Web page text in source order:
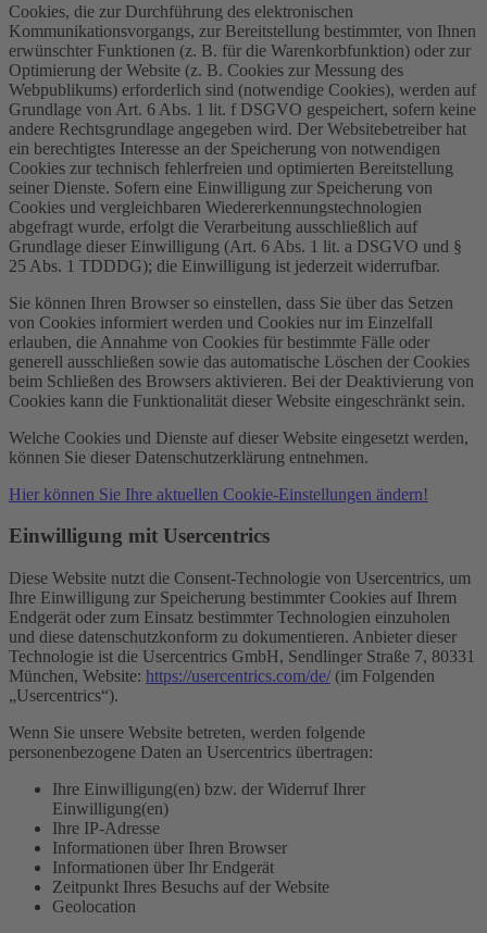
Cookies, die zur Durchführung des elektronischen
Kommunikationsvorgangs, zur Bereitstellung bestimmter, von Ihnen
erwünschter Funktionen (z. B. für die Warenkorbfunktion) oder zur
Optimierung der Website (z. B. Cookies zur Messung des
Webpublikums) erforderlich sind (notwendige Cookies), werden auf
Grundlage von Art. 6 Abs. 1 lit. f DSGVO gespeichert, sofern keine
andere Rechtsgrundlage angegeben wird. Der Websitebetreiber hat
ein berechtigtes Interesse an der Speicherung von notwendigen
Cookies zur technisch fehlerfreien und optimierten Bereitstellung
seiner Dienste. Sofern eine Einwilligung zur Speicherung von
Cookies und vergleichbaren Wiedererkennungstechnologien
abgefragt wurde, erfolgt die Verarbeitung ausschließlich auf
Grundlage dieser Einwilligung (Art. 6 Abs. 1 lit. a DSGVO und §
25 Abs. 1 TDDDG); die Einwilligung ist jederzeit widerrufbar.
Sie können Ihren Browser so einstellen, dass Sie über das Setzen
von Cookies informiert werden und Cookies nur im Einzelfall
erlauben, die Annahme von Cookies für bestimmte Fälle oder
generell ausschließen sowie das automatische Löschen der Cookies
beim Schließen des Browsers aktivieren. Bei der Deaktivierung von
Cookies kann die Funktionalität dieser Website eingeschränkt sein.
Welche Cookies und Dienste auf dieser Website eingesetzt werden,
können Sie dieser Datenschutzerklärung entnehmen.
Hier können Sie Ihre aktuellen Cookie-Einstellungen ändern!
Einwilligung mit Usercentrics
Diese Website nutzt die Consent-Technologie von Usercentrics, um
Ihre Einwilligung zur Speicherung bestimmter Cookies auf Ihrem
Endgerät oder zum Einsatz bestimmter Technologien einzuholen
und diese datenschutzkonform zu dokumentieren. Anbieter dieser
Technologie ist die Usercentrics GmbH, Sendlinger Straße 7, 80331
München, Website: https://usercentrics.com/de/ (im Folgenden
„Usercentrics“).
Wenn Sie unsere Website betreten, werden folgende
personenbezogene Daten an Usercentrics übertragen:
Ihre Einwilligung(en) bzw. der Widerruf Ihrer
Einwilligung(en)
Ihre IP-Adresse
Informationen über Ihren Browser
Informationen über Ihr Endgerät
Zeitpunkt Ihres Besuchs auf der Website
Geolocation